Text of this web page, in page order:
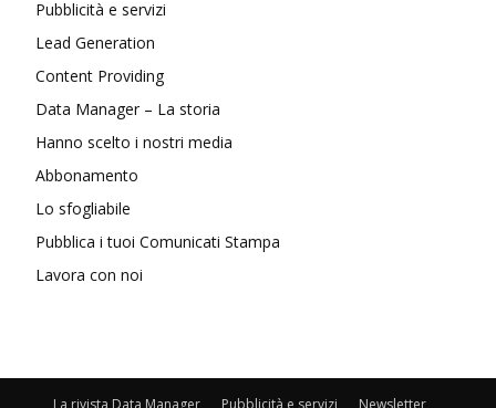
Pubblicità e servizi
Lead Generation
Content Providing
Data Manager – La storia
Hanno scelto i nostri media
Abbonamento
Lo sfogliabile
Pubblica i tuoi Comunicati Stampa
Lavora con noi
La rivista Data Manager Pubblicità e servizi Newsletter